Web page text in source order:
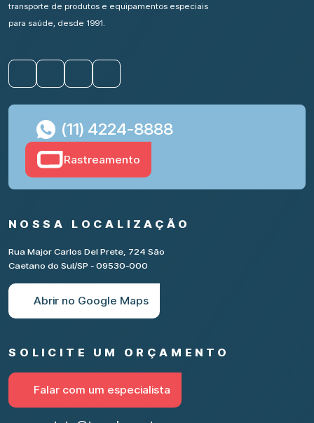
transporte de produtos e equipamentos especiais
para saúde, desde 1991.
(11) 4224-8888
Rastreamento
NOSSA LOCALIZAÇÃO
Rua Major Carlos Del Prete, 724 São
Caetano do Sul/SP - 09530-000
Abrir no Google Maps
SOLICITE UM ORÇAMENTO
Falar com um especialista